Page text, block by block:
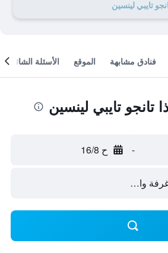
فنادق مشابهة الموقع الأسئلة الشائعة
تايبي لينسين
- ح 16/8